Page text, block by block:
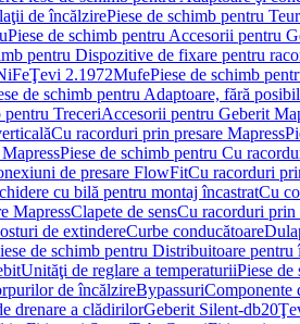
de încălzirePiese de schimb pentru
Piese de schimb pentru Accesorii pentru
pentru Dispozitive de fixare pentru
Ţevi 2.1972MufePiese de schimb
de schimb pentru Adaptoare, fără
pentru TreceriAccesorii pentru Geberit
Cu racorduri prin presare Mapress
Piese de schimb pentru Cu
de presare FlowFitCu racorduri
cu bilă pentru montaj încastratCu
MapressClapete de sensCu racorduri prin
de extindereCurbe conducătoare
de schimb pentru Distribuitoare pentru
Unităţi de reglare a temperaturiiPiese
de încălzireBypassuriComponente
drenare a clădirilorGeberit Silent-db20